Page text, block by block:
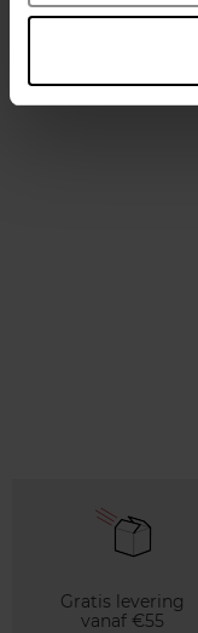
Gratis levering
vanaf €55